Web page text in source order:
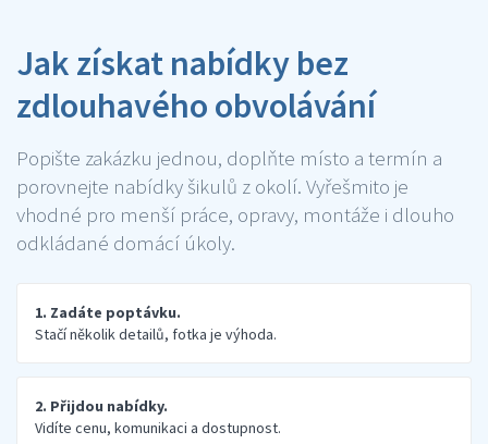
Jak získat nabídky bez
zdlouhavého obvolávání
Popište zakázku jednou, doplňte místo a termín a
porovnejte nabídky šikulů z okolí. Vyřešmito je
vhodné pro menší práce, opravy, montáže i dlouho
odkládané domácí úkoly.
1. Zadáte poptávku.
Stačí několik detailů, fotka je výhoda.
2. Přijdou nabídky.
Vidíte cenu, komunikaci a dostupnost.